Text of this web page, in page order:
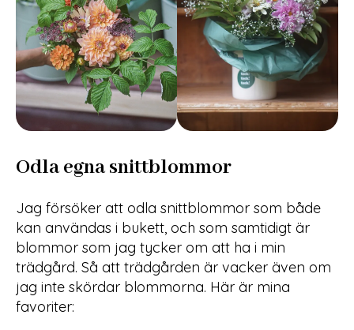
Odla egna snittblommor
Jag försöker att odla snittblommor som både
kan användas i bukett, och som samtidigt är
blommor som jag tycker om att ha i min
trädgård. Så att trädgården är vacker även om
jag inte skördar blommorna. Här är mina
favoriter: